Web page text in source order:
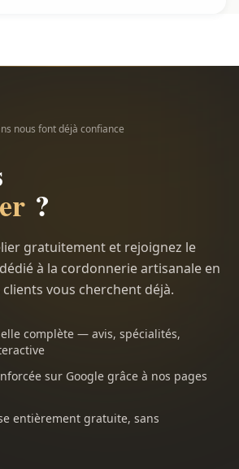
nous font déjà confiance
?
gratuitement et rejoignez le
à la cordonnerie artisanale en
vous cherchent déjà.
complète — avis, spécialités,
sur Google grâce à nos pages
entièrement gratuite, sans